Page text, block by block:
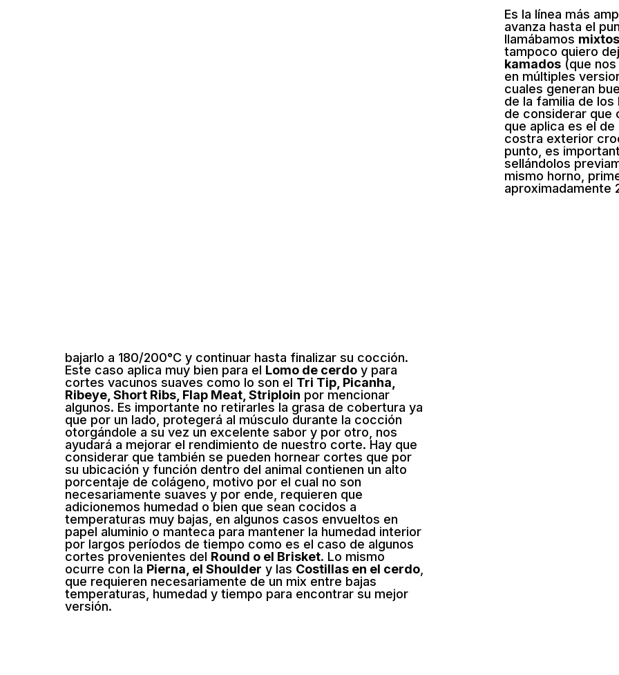
Es la línea más
avanza hasta el
llamábamos
tampoco quiero
kamados(que nos
en múltiples
cuales generan
de la familia de
de considerar que
que aplica es el de
costra exterior
punto, es
sellándolos
mismo horno,
aproximadamente
bajarlo a 180/200°C y continuar hasta finalizar su cocción.
Este caso aplica muy bien para el Lomo de cerdo y para
cortes vacunos suaves como lo son el Tri Tip, Picanha,
Ribeye, Short Ribs, Flap Meat, Striploin por mencionar
algunos. Es importante no retirarles la grasa de cobertura ya
que por un lado, protegerá al músculo durante la cocción
otorgándole a su vez un excelente sabor y por otro, nos
ayudará a mejorar el rendimiento de nuestro corte. Hay que
considerar que también se pueden hornear cortes que por
su ubicación y función dentro del animal contienen un alto
porcentaje de colágeno, motivo por el cual no son
necesariamente suaves y por ende, requieren que
adicionemos humedad o bien que sean cocidos a
temperaturas muy bajas, en algunos casos envueltos en
papel aluminio o manteca para mantener la humedad interior
por largos períodos de tiempo como es el caso de algunos
cortes provenientes del Round o el Brisket. Lo mismo
ocurre con la Pierna, el Shoulder y las Costillas en el cerdo
que requieren necesariamente de un mix entre bajas
temperaturas, humedad y tiempo para encontrar su mejor
versión.